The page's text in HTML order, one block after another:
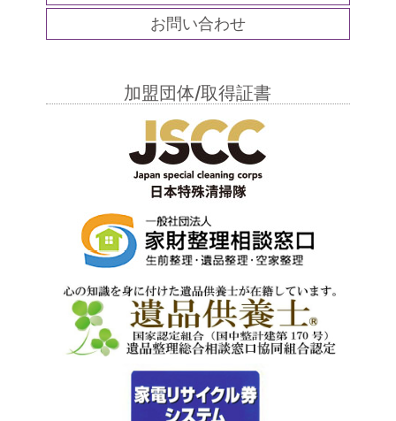
お問い合わせ
加盟団体/取得証書